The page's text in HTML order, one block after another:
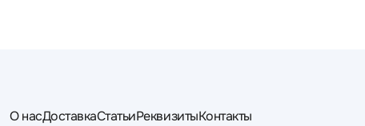
О насДоставкаСтатьиРеквизитыКонтакты